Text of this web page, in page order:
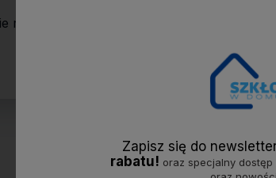
ręcznie, dokładnie suszyć zaraz po umyciu
Zapisz się do
rabatu! oraz specjalny